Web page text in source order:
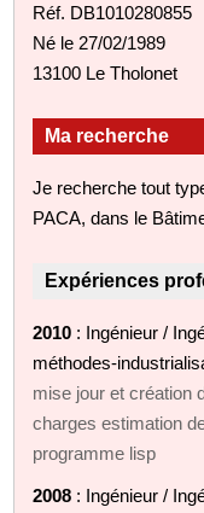
Réf. DB1010280855
Né le 27/02/1989
13100 Le Tholonet
Ma recherche
Je recherche tout
PACA, dans le
Expériences
2010 : Ingénieur /
méthodes-
mise jour et création
charges estimation
programme lisp
2008 : Ingénieur /